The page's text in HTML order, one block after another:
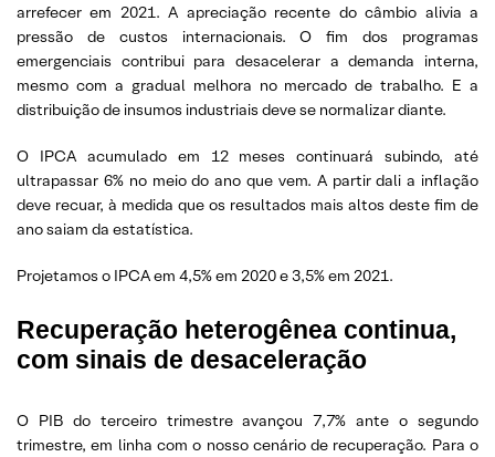
arrefecer em 2021. A apreciação recente do câmbio alivia a
pressão de custos internacionais. O fim dos programas
emergenciais contribui para desacelerar a demanda interna,
mesmo com a gradual melhora no mercado de trabalho. E a
distribuição de insumos industriais deve se normalizar diante.
O IPCA acumulado em 12 meses continuará subindo, até
ultrapassar 6% no meio do ano que vem. A partir dali a inflação
deve recuar, à medida que os resultados mais altos deste fim de
ano saiam da estatística.
Projetamos o IPCA em 4,5% em 2020 e 3,5% em 2021.
Recuperação heterogênea continua,
com sinais de desaceleração
O PIB do terceiro trimestre avançou 7,7% ante o segundo
trimestre, em linha com o nosso cenário de recuperação. Para o